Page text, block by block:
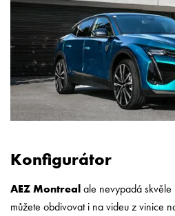
Konfigurátor
AEZ Montrealale nevypadá skvěle
můžete obdivovat i na videu z vinice